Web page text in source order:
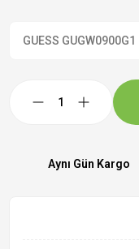
GUESS
Aynı Gün Kargo